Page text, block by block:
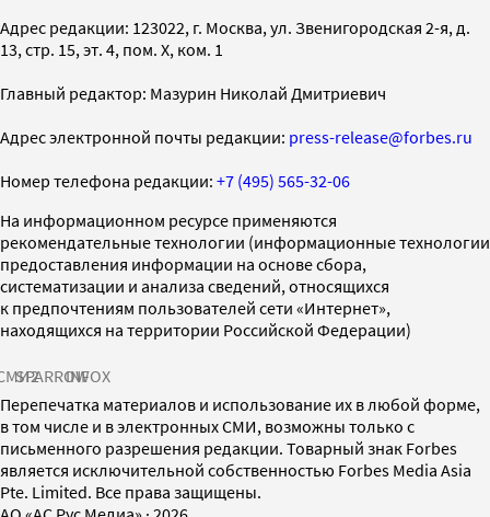
Адрес редакции: 123022, г. Москва, ул. Звенигородская 2-я, д.
13, стр. 15, эт. 4, пом. X, ком. 1
Главный редактор: Мазурин Николай Дмитриевич
Адрес электронной почты редакции: press-release@forbes.ru
Номер телефона редакции: +7 (495) 565-32-06
На информационном ресурсе применяются
рекомендательные технологии (информационные технологии
предоставления информации на основе сбора,
систематизации и анализа сведений, относящихся
к предпочтениям пользователей сети «Интернет»,
находящихся на территории Российской Федерации)
SPARROWINFOX
Перепечатка материалов и использование их в любой форме,
в том числе и в электронных СМИ, возможны только с
письменного разрешения редакции. Товарный знак Forbes
является исключительной собственностью Forbes Media Asia
Pte. Limited. Все права защищены.